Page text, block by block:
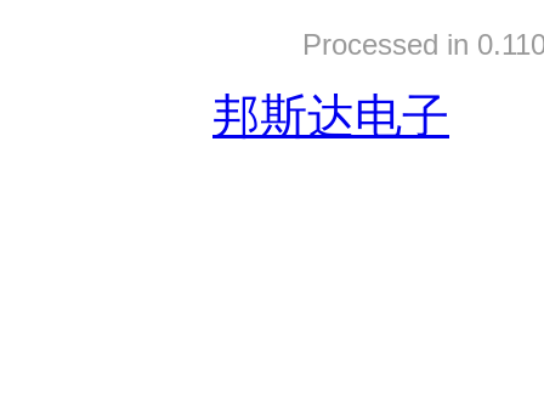
Processed in
邦斯达电子